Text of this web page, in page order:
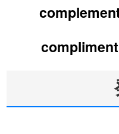
compliment